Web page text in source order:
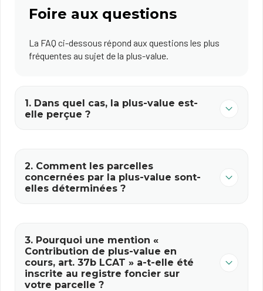
Foire aux questions
La FAQ ci-dessous répond aux questions les plus
fréquentes au sujet de la plus-value.
1. Dans quel cas, la plus-value est-
elle perçue ?
2. Comment les parcelles
concernées par la plus-value sont-
elles déterminées ?
3. Pourquoi une mention «
Contribution de plus-value en
cours, art. 37b LCAT » a-t-elle été
inscrite au registre foncier sur
votre parcelle ?